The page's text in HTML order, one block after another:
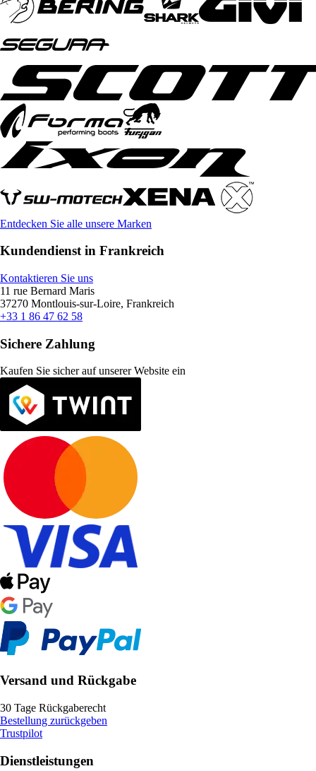
Entdecken Sie alle unsere Marken
Kundendienst in Frankreich
Kontaktieren Sie uns
11 rue Bernard Maris
37270 Montlouis-sur-Loire, Frankreich
+33 1 86 47 62 58
Sichere Zahlung
Kaufen Sie sicher auf unserer Website ein
Versand und Rückgabe
30 Tage Rückgaberecht
Bestellung zurückgeben
Trustpilot
Dienstleistungen